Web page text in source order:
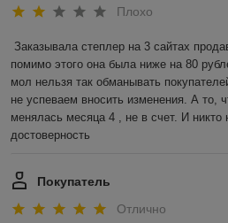
Плохо
Заказывала степлер на 3 сайтах
помимо этого она была ниже на 80
мол нельзя так обманывать
не успеваем вносить изменения. А то,
менялась месяца 4 , не в счет. И никто
достоверность
Покупатель
Отлично